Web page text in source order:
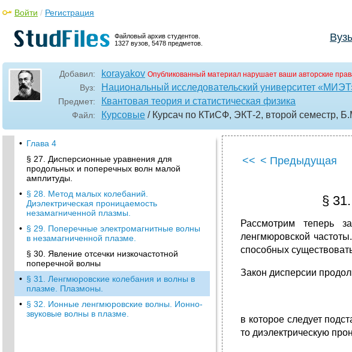
Файловый архив студентов.
1327 вузов, 5478 предметов.
Войти / Регистрация
Добавил: korayakov Опубликованный материал нарушает ваши авторские
Вуз: Национальный исследовательский университет
Предмет: Квантовая теория и статистическая физика
Файл: Курсовые / Курсач по КТиСФ, ЭКТ-2, второй семестр,
• Глава 4
§ 27. Дисперсионные уравнения для
продольных и поперечных волн малой
амплитуды.
• § 28. Метод малых колебаний.
Диэлектрическая проницаемость
незамагниченной плазмы.
• § 29. Поперечные электромагнитные волны
в незамагниченной плазме.
§ 30. Явление отсечки низкочастотной
поперечной волны
• § 31. Ленгмюровские колебания и волны в
плазме. Плазмоны.
• § 32. Ионные ленгмюровские волны. Ионно-
звуковые волны в плазме.
<< < Предыдущая
§
Рассмотрим теперь
ленгмюровской
способных
Закон дисперсии
в которое следует
то диэлектрическую